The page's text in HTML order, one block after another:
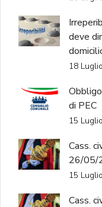
deve
18
di PEC
15
Cass.
26/05/
15
Cass.